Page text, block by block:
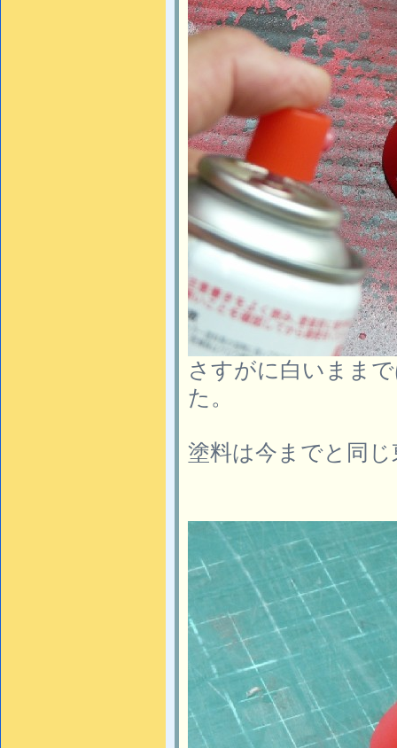
さすがに白いまま
た。
塗料は今までと同